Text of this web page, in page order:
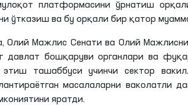
платформасини ўрнатиш
ўтказиш ва бу орқали бир қатор
Олий Мажлис Сенати ва Олий
давлат бошқаруви органлари ва
ташаббуси учинчи сектор
масалаларни ваколатли
яратди.